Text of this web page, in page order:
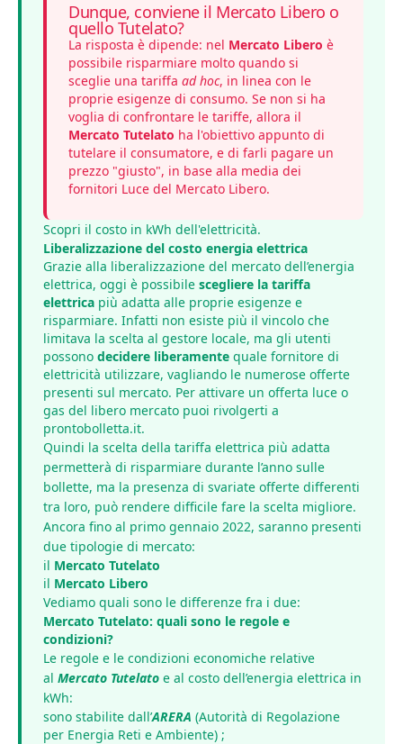
Dunque, conviene il Mercato Libero o
quello Tutelato?
La risposta è dipende: nel Mercato Libero è
possibile risparmiare molto quando si
sceglie una tariffa ad hoc, in linea con le
proprie esigenze di consumo. Se non si ha
voglia di confrontare le tariffe, allora il
Mercato Tutelato ha l'obiettivo appunto di
tutelare il consumatore, e di farli pagare un
prezzo "giusto", in base alla media dei
fornitori Luce del Mercato Libero.
Scopri il costo in kWh dell'elettricità.
Liberalizzazione del costo energia elettrica
Grazie alla liberalizzazione del mercato dell’energia
elettrica, oggi è possibile scegliere la tariffa
elettrica più adatta alle proprie esigenze e
risparmiare. Infatti non esiste più il vincolo che
limitava la scelta al gestore locale, ma gli utenti
possono decidere liberamente quale fornitore di
elettricità utilizzare, vagliando le numerose offerte
presenti sul mercato. Per attivare un offerta luce o
gas del libero mercato puoi rivolgerti a
prontobolletta.it.
Quindi la scelta della tariffa elettrica più adatta
permetterà di risparmiare durante l’anno sulle
bollette, ma la presenza di svariate offerte differenti
tra loro, può rendere difficile fare la scelta migliore.
Ancora fino al primo gennaio 2022, saranno presenti
due tipologie di mercato:
il Mercato Tutelato
il Mercato Libero
Vediamo quali sono le differenze fra i due:
Mercato Tutelato: quali sono le regole e
condizioni?
Le regole e le condizioni economiche relative
al Mercato Tutelato e al costo dell’energia elettrica in
kWh:
sono stabilite dall’ARERA (Autorità di Regolazione
per Energia Reti e Ambiente) ;